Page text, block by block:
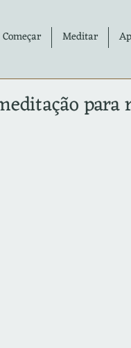
Começar Meditar